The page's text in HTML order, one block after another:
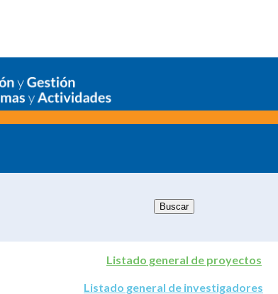
Listado general de proyectos
Listado general de investigadores